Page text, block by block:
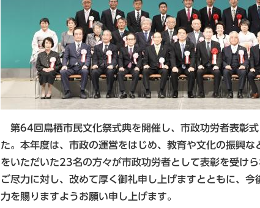
第64回鳥栖市民文化祭式典を開催し、市政功労者表彰
た。本年度は、市政の運営をはじめ、教育や文化の振興
をいただいた23名の方々が市政功労者として表彰を受け
ご尽力に対し、改めて厚く御礼申し上げますとともに、
力を賜りますようお願い申し上げます。